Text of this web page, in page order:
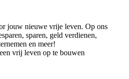
jouw nieuwe vrije leven. Op ons
sparen, geld verdienen,
en meer!
vrij leven op te bouwen